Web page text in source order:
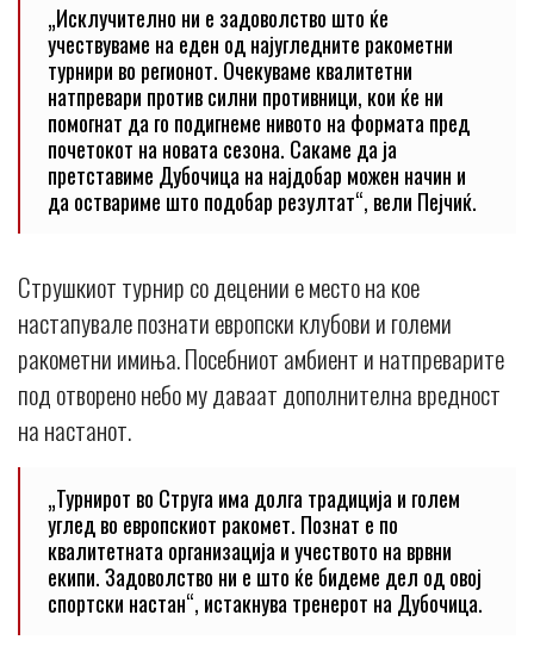
„Исклучително ни е задоволство што ќе
учествуваме на еден од најугледните ракометни
турнири во регионот. Очекуваме квалитетни
натпревари против силни противници, кои ќе ни
помогнат да го подигнеме нивото на формата пред
почетокот на новата сезона. Сакаме да ја
претставиме Дубочица на најдобар можен начин и
да оствариме што подобар резултат“, вели Пејчиќ.
Струшкиот турнир со децении е место на кое
настапувале познати европски клубови и големи
ракометни имиња. Посебниот амбиент и натпреварите
под отворено небо му даваат дополнителна вредност
на настанот.
„Турнирот во Струга има долга традиција и голем
углед во европскиот ракомет. Познат е по
квалитетната организација и учеството на врвни
екипи. Задоволство ни е што ќе бидеме дел од овој
спортски настан“, истакнува тренерот на Дубочица.